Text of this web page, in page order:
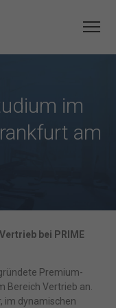
im
am
bei PRIME
Premium-
Bereich Vertrieb an.
im dynamischen